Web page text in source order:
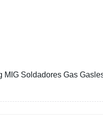
MIG Soldadores Gas